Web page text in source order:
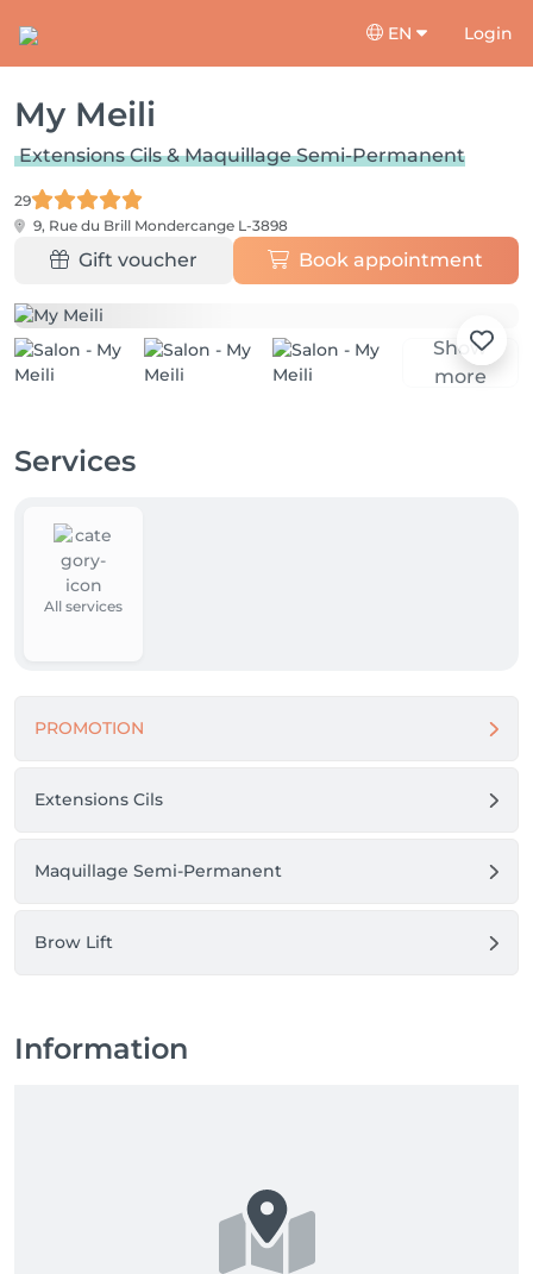
EN Login
My Meili
Extensions Cils & Maquillage Semi-Permanent
29
9, Rue du Brill Mondercange L-3898
Gift voucher Book appointment
Show
more
Services
All services
PROMOTION
Extensions Cils
Maquillage Semi-Permanent
Brow Lift
Information